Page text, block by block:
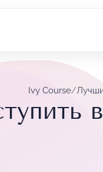
Ivy Course/